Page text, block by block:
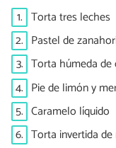
1. Torta tres leches
2. Pastel de
3. Torta húmeda
4. Pie de limón y
5. Caramelo líquido
6. Torta invertida de